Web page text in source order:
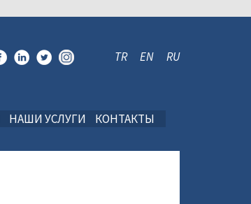
TR EN RU
НАШИ УСЛУГИ КОНТАКТЫ